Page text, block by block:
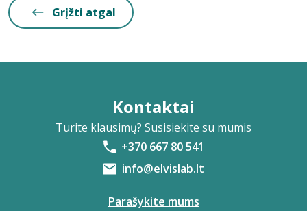
Grįžti atgal
Kontaktai
Turite klausimų? Susisiekite su mumis
+370 667 80 541
info@elvislab.lt
Parašykite mums